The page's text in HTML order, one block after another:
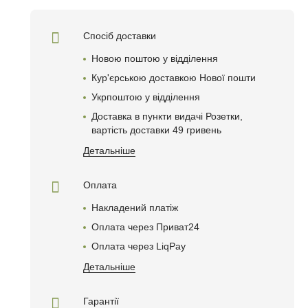
Спосіб доставки
Новою поштою у відділення
Кур'єрською доставкою Нової пошти
Укрпоштою у відділення
Доставка в пункти видачі Розетки,
вартість доставки 49 гривень
Детальніше
Оплата
Накладений платіж
Оплата через Приват24
Оплата через LiqPay
Детальніше
Гарантії